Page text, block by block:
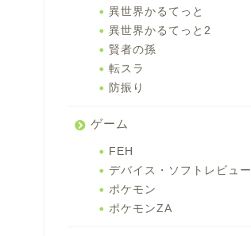
異世界かるてっと
異世界かるてっと2
賢者の孫
転スラ
防振り
ゲーム
FEH
デバイス・ソフトレビュー
ポケモン
ポケモンZA